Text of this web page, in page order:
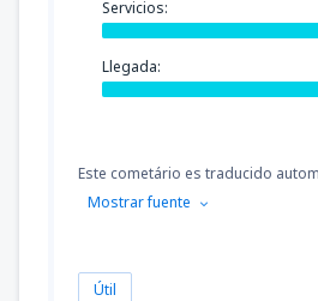
Servicios:
Llegada:
Este cometário es traducido
Mostrar fuente
Útil